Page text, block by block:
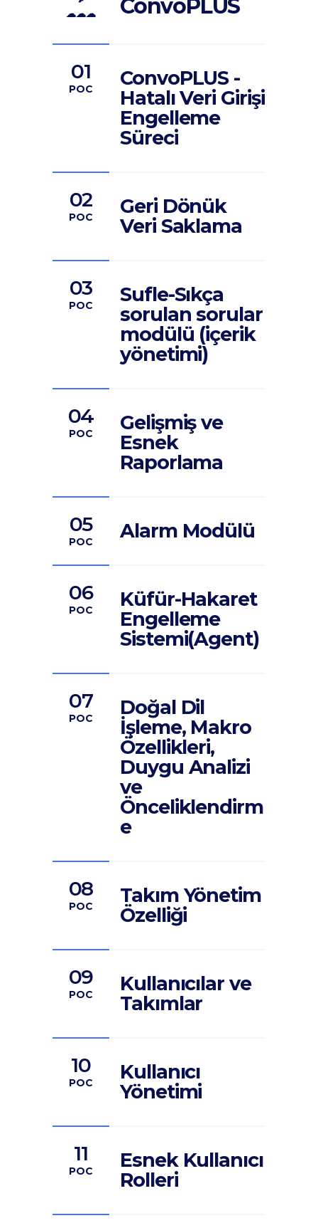
☁☁☁ ConvoPLUS
01
POC
ConvoPLUS -
Hatalı Veri Girişi
Engelleme
Süreci
02
POC
Geri Dönük
Veri Saklama
03
POC
Sufle-Sıkça
sorulan sorular
modülü (içerik
yönetimi)
04
POC
Gelişmiş ve
Esnek
Raporlama
05
POC Alarm Modülü
06
POC
Küfür-Hakaret
Engelleme
Sistemi(Agent)
07
POC
Doğal Dil
İşleme, Makro
Özellikleri,
Duygu Analizi
ve
Önceliklendirm
e
08
POC
Takım Yönetim
Özelliği
09
POC
Kullanıcılar ve
Takımlar
10
POC
Kullanıcı
Yönetimi
11
POC
Esnek Kullanıcı
Rolleri